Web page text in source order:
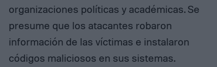
organizaciones políticas y académicas. Se
presume que los atacantes robaron
información de las víctimas e instalaron
códigos maliciosos en sus sistemas.